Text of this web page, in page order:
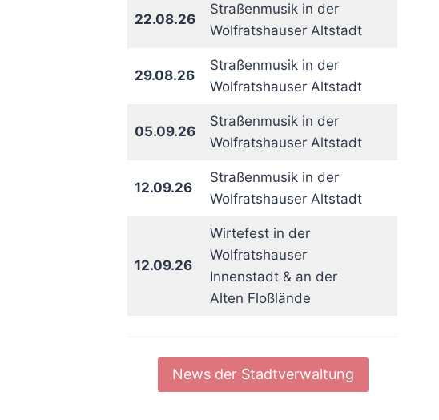
22.08.26
Straßenmusik in der
Wolfratshauser Altstadt
29.08.26
Straßenmusik in der
Wolfratshauser Altstadt
05.09.26
Straßenmusik in der
Wolfratshauser Altstadt
12.09.26
Straßenmusik in der
Wolfratshauser Altstadt
12.09.26
Wirtefest in der
Wolfratshauser
Innenstadt & an der
Alten Floßlände
News der Stadtverwaltung